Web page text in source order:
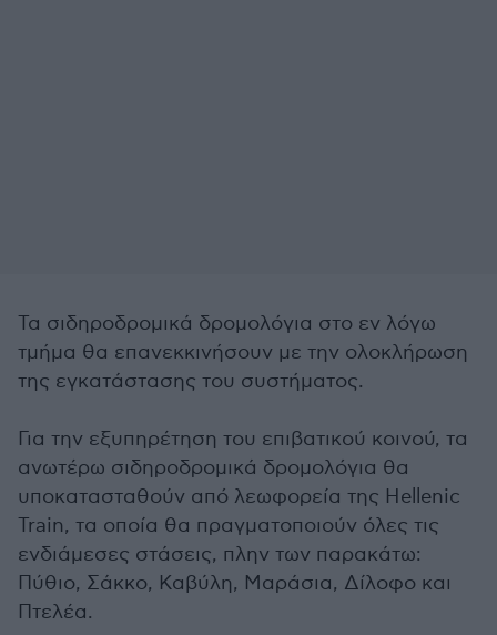
Τα σιδηροδρομικά δρομολόγια στο εν λόγω
τμήμα θα επανεκκινήσουν με την ολοκλήρωση
της εγκατάστασης του συστήματος.
Για την εξυπηρέτηση του επιβατικού κοινού, τα
ανωτέρω σιδηροδρομικά δρομολόγια θα
υποκατασταθούν από λεωφορεία της Hellenic
Train, τα οποία θα πραγματοποιούν όλες τις
ενδιάμεσες στάσεις, πλην των παρακάτω:
Πύθιο, Σάκκο, Καβύλη, Μαράσια, Δίλοφο και
Πτελέα.